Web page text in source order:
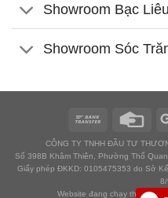
Showroom Bạc Liêu
Showroom Sóc
CÔNG TY TNHH ĐẦU TƯ
Số 398B Khâm Thiên, Phường Thổ
Giấy phép ĐKKD: 0105475353 do Sở
8/
Website đang chạy thử